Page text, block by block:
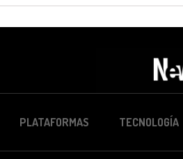
PLATAFORMAS TECNOLOGÍA